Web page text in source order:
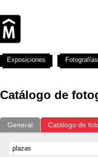
Catálogo de
General Catálogo de
Exposiciones